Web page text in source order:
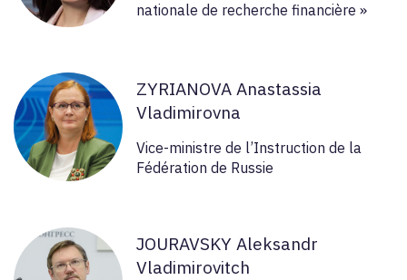
nationale de recherche financière »
ZYRIANOVA Anastassia
Vladimirovna
Vice-ministre de l’Instruction de la
Fédération de Russie
JOURAVSKY Aleksandr
Vladimirovitch